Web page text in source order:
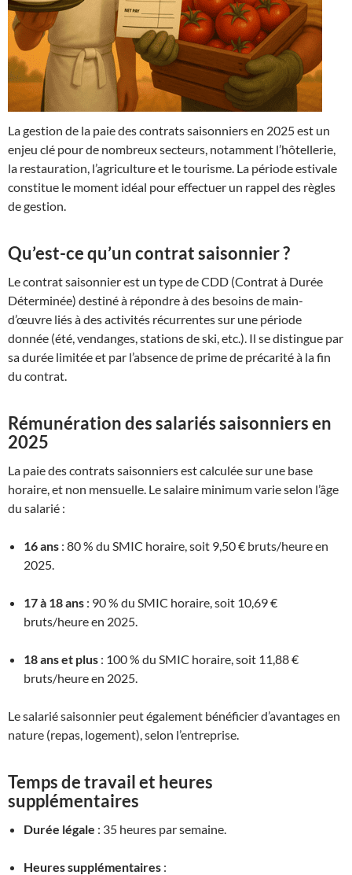
La gestion de la paie des contrats saisonniers en 2025 est un
enjeu clé pour de nombreux secteurs, notamment l’hôtellerie,
la restauration, l’agriculture et le tourisme. La période estivale
constitue le moment idéal pour effectuer un rappel des règles
de gestion.
Qu’est-ce qu’un contrat saisonnier ?
Le contrat saisonnier est un type de CDD (Contrat à Durée
Déterminée) destiné à répondre à des besoins de main-
d’œuvre liés à des activités récurrentes sur une période
donnée (été, vendanges, stations de ski, etc.). Il se distingue par
sa durée limitée et par l’absence de prime de précarité à la fin
du contrat.
Rémunération des salariés saisonniers en
2025
La paie des contrats saisonniers est calculée sur une base
horaire, et non mensuelle. Le salaire minimum varie selon l’âge
du salarié :
16 ans : 80 % du SMIC horaire, soit 9,50 € bruts/heure en
2025.
17 à 18 ans : 90 % du SMIC horaire, soit 10,69 €
bruts/heure en 2025.
18 ans et plus : 100 % du SMIC horaire, soit 11,88 €
bruts/heure en 2025.
Le salarié saisonnier peut également bénéficier d’avantages en
nature (repas, logement), selon l’entreprise.
Temps de travail et heures
supplémentaires
Durée légale : 35 heures par semaine.
Heures supplémentaires :